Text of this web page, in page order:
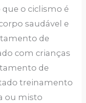
o ciclismo é
saudável e
de
com crianças
de
treinamento
ou misto